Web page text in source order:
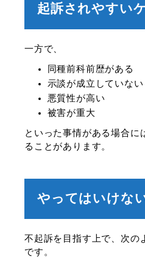
起訴されやすい
一方で、
同種前科前歴がある
示談が成立していない
悪質性が高い
被害が重大
といった事情がある場合に
ることがあります。
やってはいけな
不起訴を目指す上で、次の
です。